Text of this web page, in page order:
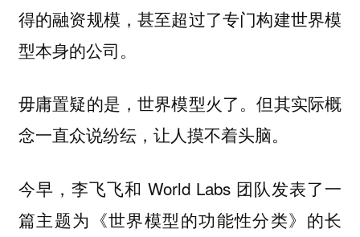
得的融资规模，甚至超过了专门构建世界模
型本身的公司。
毋庸置疑的是，世界模型火了。但其实际概
念一直众说纷纭，让人摸不着头脑。
今早，李飞飞和 World Labs 团队发表了一
篇主题为《世界模型的功能性分类》的长